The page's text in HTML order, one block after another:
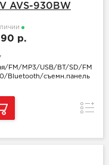
AVS-930BW
р.
FM/MP3/USB/BT/SD/FM
Bluetooth/съемн.панель